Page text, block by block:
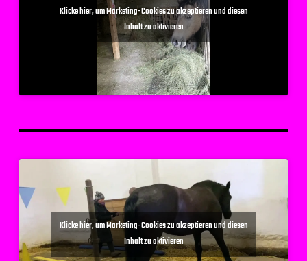
Klicke hier, um Marketing-Cookies zu akzeptieren und diesen
Inhalt zu aktivieren
Klicke hier, um Marketing-Cookies zu akzeptieren und diesen
Inhalt zu aktivieren